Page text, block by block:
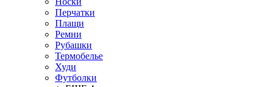
Перчатки
Плащи
Ремни
Рубашки
Термобелье
Худи
Футболки